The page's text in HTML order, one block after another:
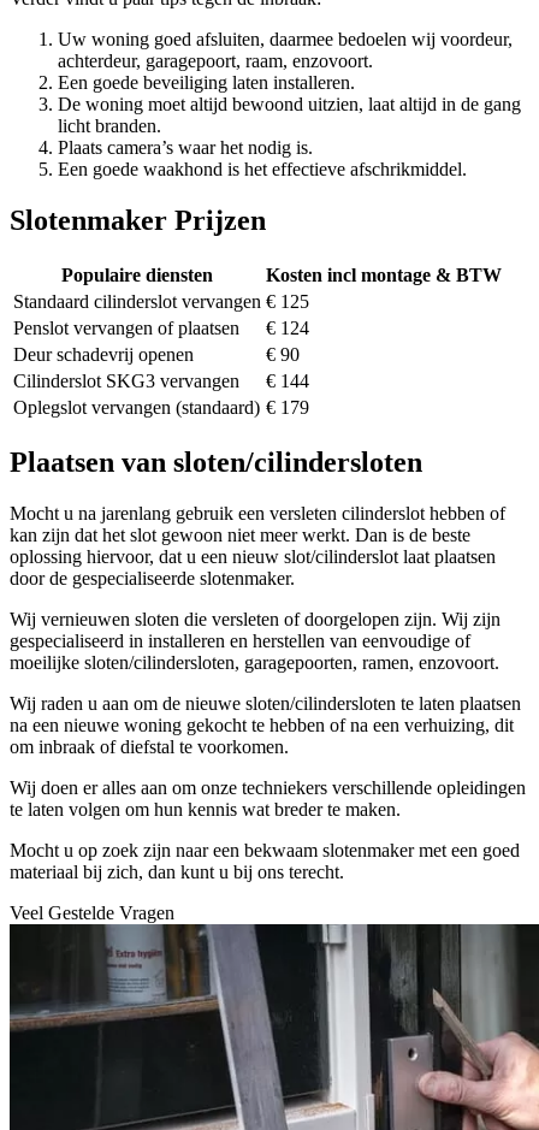
Uw woning goed afsluiten, daarmee bedoelen wij voordeur,
achterdeur, garagepoort, raam, enzovoort.
Een goede beveiliging laten installeren.
De woning moet altijd bewoond uitzien, laat altijd in de gang
licht branden.
Plaats camera’s waar het nodig is.
Een goede waakhond is het effectieve afschrikmiddel.
Slotenmaker Prijzen
Populaire diensten
Kosten incl montage & BTW
Standaard cilinderslot vervangen € 125
Penslot vervangen of plaatsen
€ 124
Deur schadevrij openen
€ 90
Cilinderslot SKG3 vervangen
€ 144
Oplegslot vervangen (standaard) € 179
Plaatsen van sloten/cilindersloten
Mocht u na jarenlang gebruik een versleten cilinderslot hebben of
kan zijn dat het slot gewoon niet meer werkt. Dan is de beste
oplossing hiervoor, dat u een nieuw slot/cilinderslot laat plaatsen
door de gespecialiseerde slotenmaker.
Wij vernieuwen sloten die versleten of doorgelopen zijn. Wij zijn
gespecialiseerd in installeren en herstellen van eenvoudige of
moeilijke sloten/cilindersloten, garagepoorten, ramen, enzovoort.
Wij raden u aan om de nieuwe sloten/cilindersloten te laten plaatsen
na een nieuwe woning gekocht te hebben of na een verhuizing, dit
om inbraak of diefstal te voorkomen.
Wij doen er alles aan om onze techniekers verschillende opleidingen
te laten volgen om hun kennis wat breder te maken.
Mocht u op zoek zijn naar een bekwaam slotenmaker met een goed
materiaal bij zich, dan kunt u bij ons terecht.
Veel Gestelde Vragen